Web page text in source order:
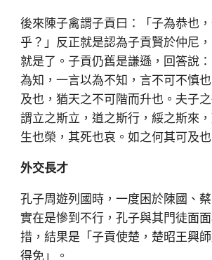
後來陳子禽謂子貢曰：「子為恭也
乎？」反正就是認為子貢賢於仲尼
就是了。子貢仍舊是謙遜，回答說
為知，一言以為不知，言不可不慎
及也，猶天之不可階而升也。夫子
謂立之斯立，道之斯行，綏之斯來
生也榮，其死也哀。如之何其可及也
外交長才
孔子周遊列國時，一度困於陳國、
實在是慘到不行，孔子與其門徒面
措，結果是「子貢使楚，楚昭王興
得免」。